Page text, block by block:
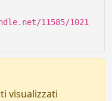
11585/1021
visualizzati